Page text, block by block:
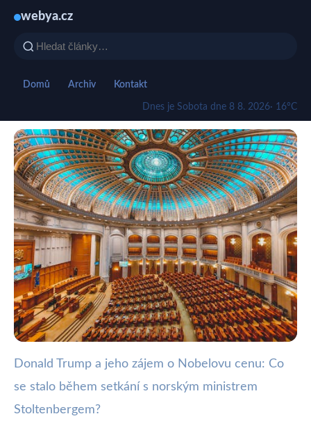
webya.cz
Domů Archiv Kontakt
Dnes je Sobota dne 8 8. 2026· 16°C
webya.cz
Trump žádá o Nobelovu cenu na
Donald Trump a jeho zájem o Nobelovu cenu: Co
se stalo během setkání s norským ministrem
Stoltenbergem?